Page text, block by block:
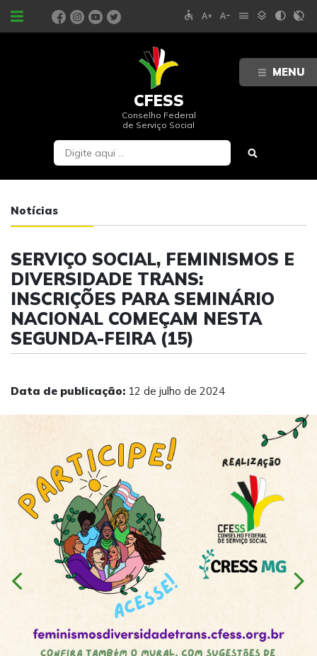
MENU
PORTAIS accessible text_increase text_decrease menu layers contrast contrast_rtl_off
CFESS
Conselho Federal
de Serviço Social
Notícias
SERVIÇO SOCIAL, FEMINISMOS E
DIVERSIDADE TRANS:
INSCRIÇÕES PARA SEMINÁRIO
NACIONAL COMEÇAM NESTA
SEGUNDA-FEIRA (15)
Data de publicação: 12 de julho de 2024
chevron_left chevron_right